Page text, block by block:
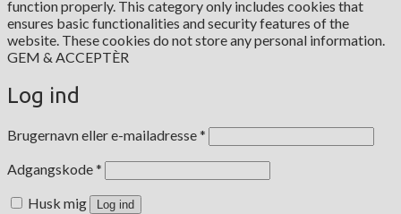
function properly. This category only includes cookies that
ensures basic functionalities and security features of the
website. These cookies do not store any personal information.
GEM & ACCEPTÈR
Log ind
Brugernavn eller e-mailadresse*
Adgangskode*
Husk mig Log ind